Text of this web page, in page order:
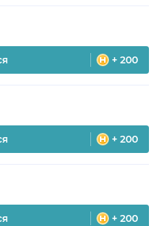
+ 200
+ 200
+ 200